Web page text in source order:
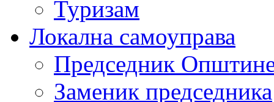
Туризам
Локална самоуправа
Председник
Заменик председника